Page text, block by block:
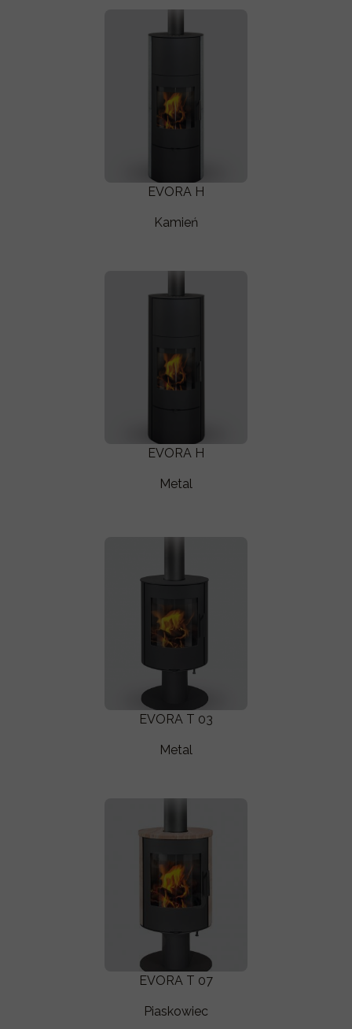
EVORA T 07
Piaskowiec
EVORA T 03
Metal
EVORA H
Metal
EVORA H
Kamień